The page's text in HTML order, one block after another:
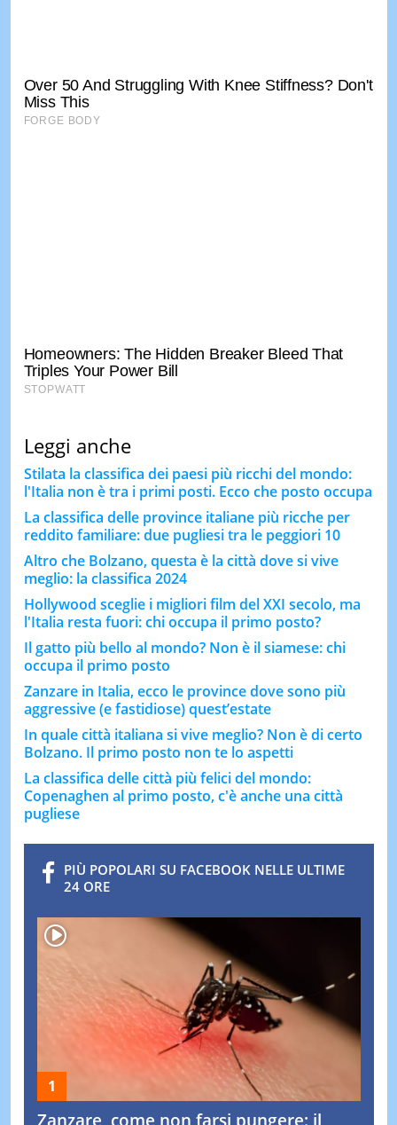
Leggi anche
Stilata la classifica dei paesi più ricchi del mondo:
l'Italia non è tra i primi posti. Ecco che posto occupa
La classifica delle province italiane più ricche per
reddito familiare: due pugliesi tra le peggiori 10
Altro che Bolzano, questa è la città dove si vive
meglio: la classifica 2024
Hollywood sceglie i migliori film del XXI secolo, ma
l'Italia resta fuori: chi occupa il primo posto?
Il gatto più bello al mondo? Non è il siamese: chi
occupa il primo posto
Zanzare in Italia, ecco le province dove sono più
aggressive (e fastidiose) quest’estate
In quale città italiana si vive meglio? Non è di certo
Bolzano. Il primo posto non te lo aspetti
La classifica delle città più felici del mondo:
Copenaghen al primo posto, c'è anche una città
pugliese
PIÙ POPOLARI SU FACEBOOK NELLE ULTIME
24 ORE